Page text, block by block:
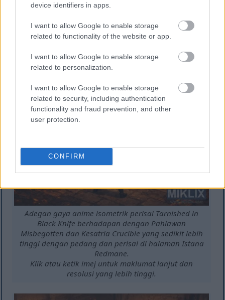
device identifiers in apps.
I want to allow Google to enable storage
related to functionality of the website or app.
I want to allow Google to enable storage
related to personalization.
I want to allow Google to enable storage
related to security, including authentication
functionality and fraud prevention, and other
user protection.
CONFIRM
Pahlawan Salah Lahir yang sedang bertarung di
Istana Redmane.
resolusi yang lebih tinggi.
Adegan gaya anime isometrik perisai Tarnished in
Black Knife berhadapan dengan Pahlawan
Misbegotten dan Kesatria Crucible yang sedikit lebih
tinggi dengan pedang dan perisai di halaman Istana
Redmane.
Klik atau ketik imej untuk maklumat lanjut dan
resolusi yang lebih tinggi.